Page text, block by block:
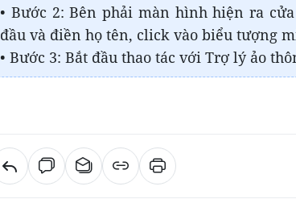
• Bước 2: Bên phải màn hình hiện ra
đầu và điền họ tên, click vào biểu tượng
• Bước 3: Bắt đầu thao tác với Trợ lý ảo